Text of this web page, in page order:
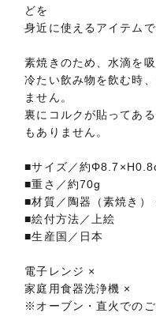
どを
身近に使えるアイテム
素焼きのため、水滴を吸
冷たい飲み物を飲む時
ません。
裏にコルクが貼ってあ
もありません。
■サイズ／約
■重さ／約70g
■材質／陶器（素焼き）
■絵付方法／上絵
■生産国／日本
電子レンジ ×
家庭用食器洗浄機 ×
※オーブン・直火でのご